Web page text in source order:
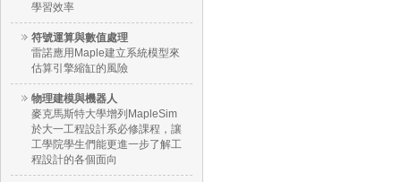
學習效率
符號運算與數值處理
雷諾應用Maple建立系統模型來
估算引擎縮缸的風險
物理建模與機器人
麥克馬斯特大學增列MapleSim
於大一工程設計系必修課程，讓
工學院學生們能更進一步了解工
程設計的各個面向